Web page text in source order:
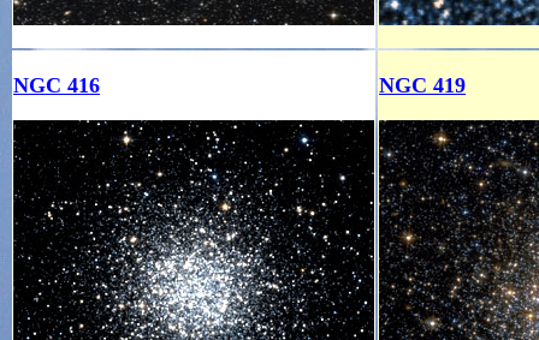
NGC 416 NGC 419